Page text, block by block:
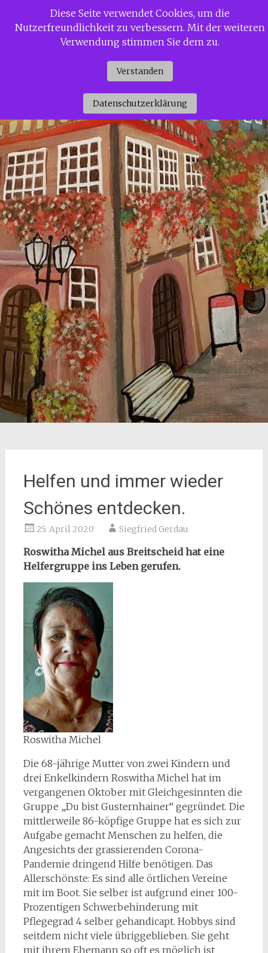
InhaltSiggi Gerdaus Welt
Helfen und immer wieder
Schönes entdecken.
25. April 2020 Siegfried Gerdau
Roswitha Michel aus Breitscheid hat eine
Helfergruppe ins Leben gerufen.
Roswitha Michel
Die 68-jährige Mutter von zwei Kindern und
drei Enkelkindern Roswitha Michel hat im
vergangenen Oktober mit Gleichgesinnten die
Gruppe „Du bist Gusternhainer“ gegründet. Die
mittlerweile 86-köpfige Gruppe hat es sich zur
Aufgabe gemacht Menschen zu helfen, die
Angesichts der grassierenden Corona-
Pandemie dringend Hilfe benötigen. Das
Allerschönste: Es sind alle örtlichen Vereine
mit im Boot. Sie selber ist aufgrund einer 100-
Prozentigen Schwerbehinderung mit
Pflegegrad 4 selber gehandicapt. Hobbys sind
seitdem nicht viele übriggeblieben. Sie geht
mit ihrem Ehemann so oft es möglich ist
Diese Seite verwendet Cookies, um die
Nutzerfreundlichkeit zu verbessern. Mit der weiteren
Verwendung stimmen Sie dem zu.
Verstanden
Datenschutzerklärung